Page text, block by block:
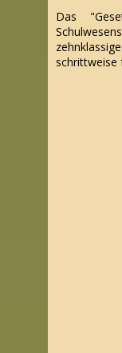
Das
schrittweise